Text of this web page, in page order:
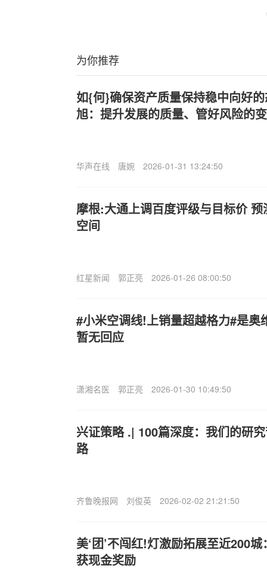
为你推荐
如{何}确保资产质量保持稳中向好
旭：提升发展的质量、管好风险的
华声在线 唐婉 2026-01-31 13:24:50
摩根:大通上调百度评级与目标价
空间
红星新闻 郭正亮 2026-01-26 08:00:50
#小米空调线!上销量超越格力#是奥
暂无回应
潇湘名医 郭正亮 2026-01-30 10:49:50
兴证策略 .| 100篇深度：我们的研
路
齐鲁晚报网 刘俊英 2026-02-02 21:21:50
美‘团’不闯红!灯激励拓展至近200
获现金奖励